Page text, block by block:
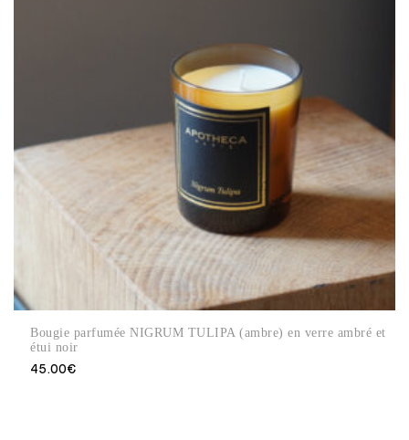
Bougie parfumée NIGRUM TULIPA (ambre) en verre ambré et
étui noir
45.00€